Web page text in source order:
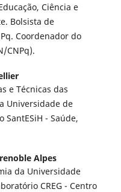
Ciência e
Bolsista de
Coordenador do
CNPq).
e Técnicas das
Universidade de
- Saúde,
Alpes
da Universidade
CREG - Centro